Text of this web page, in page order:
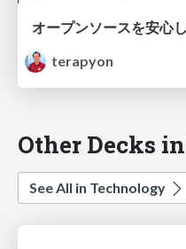
オープンソースを安心
terapyon
Other Decks
See All in Technology